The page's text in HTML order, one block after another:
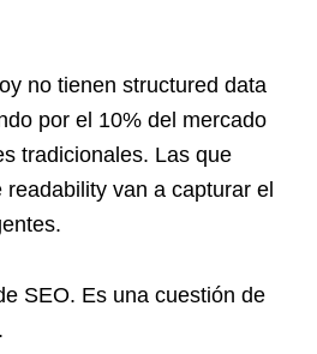
no tienen structured data
por el 10% del mercado
tradicionales. Las que
van a capturar el
SEO. Es una cuestión de